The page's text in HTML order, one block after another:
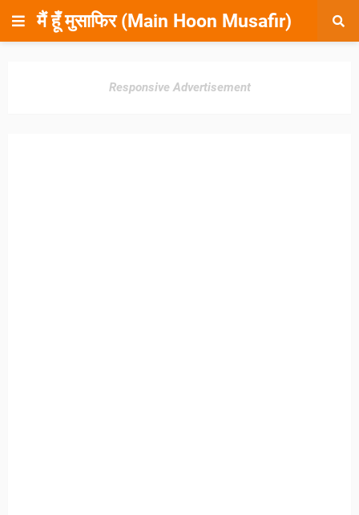
मैं हूँ मुसाफिर (Main Hoon Musafir)
Responsive Advertisement